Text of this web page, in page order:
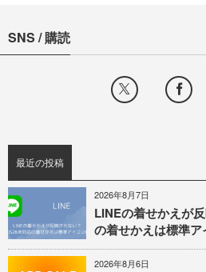
SNS / 購読
最近の投稿
2026年8月7日
LINEの着せかえが
の着せかえは標準ア
2026年8月6日